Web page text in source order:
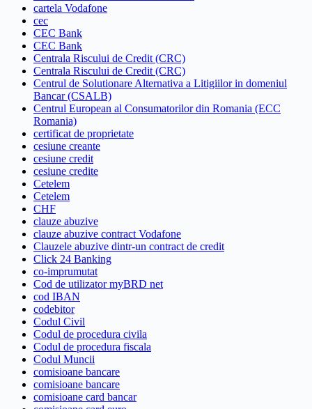
cartela Vodafone
cec
CEC Bank
CEC Bank
Centrala Riscului de Credit (CRC)
Centrala Riscului de Credit (CRC)
Centrul de Solutionare Alternativa a Litigiilor in domeniul
Bancar (CSALB)
Centrul European al Consumatorilor din Romania (ECC
Romania)
certificat de proprietate
cesiune creante
cesiune credit
cesiune credite
Cetelem
Cetelem
CHF
clauze abuzive
clauze abuzive contract Vodafone
Clauzele abuzive dintr-un contract de credit
Click 24 Banking
co-imprumutat
Cod de utilizator myBRD net
cod IBAN
codebitor
Codul Civil
Codul de procedura civila
Codul de procedura fiscala
Codul Muncii
comisioane bancare
comisioane bancare
comisioane card bancar